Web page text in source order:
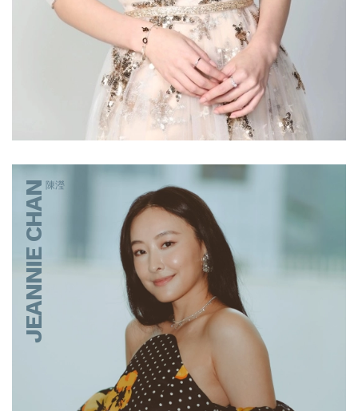
陳瀅
JEANNIE CHAN